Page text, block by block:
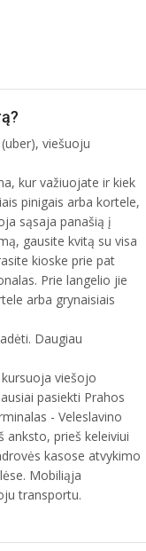
viešuoju
kur važiuojate ir kiek
pinigais arba kortele,
sąsaja panašią į
gausite kvitą su visa
kioske prie pat
Prie langelio jie
arba grynaisiais
Daugiau
viešojo
pasiekti Prahos
- Veleslavino
prieš keleiviui
kasose atvykimo
Mobiliąja
transportu.